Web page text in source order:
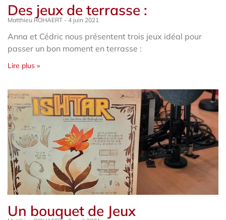
Des jeux de terrasse :
Matthieu ROHAERT 4 juin 2021
Anna et Cédric nous présentent trois jeux idéal pour
passer un bon moment en terrasse :
Lire plus »
Un bouquet de Jeux